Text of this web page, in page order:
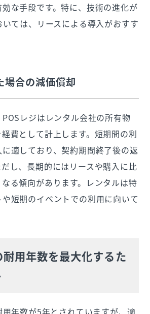
な手段です。特に、技術の進化が
ては、リースによる導入がおすす
場合の減価償却
レジはレンタル会社の所有物
費として計上します。短期間の利
適しており、契約期間終了後の返
し、長期的にはリースや購入に比
る傾向があります。レンタルは特
短期のイベントでの利用に向いて
用年数を最大化するた
年数が5年とされていますが、適